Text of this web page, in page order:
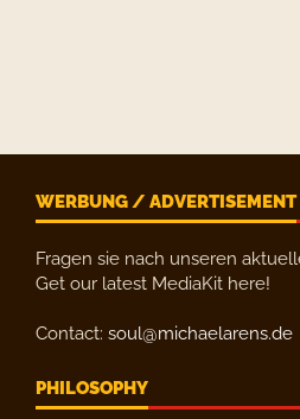
WERBUNG / ADVERTISEMENT
Fragen sie nach unseren
Get our latest MediaKit here!
Contact: soul@michaelarens.de
PHILOSOPHY